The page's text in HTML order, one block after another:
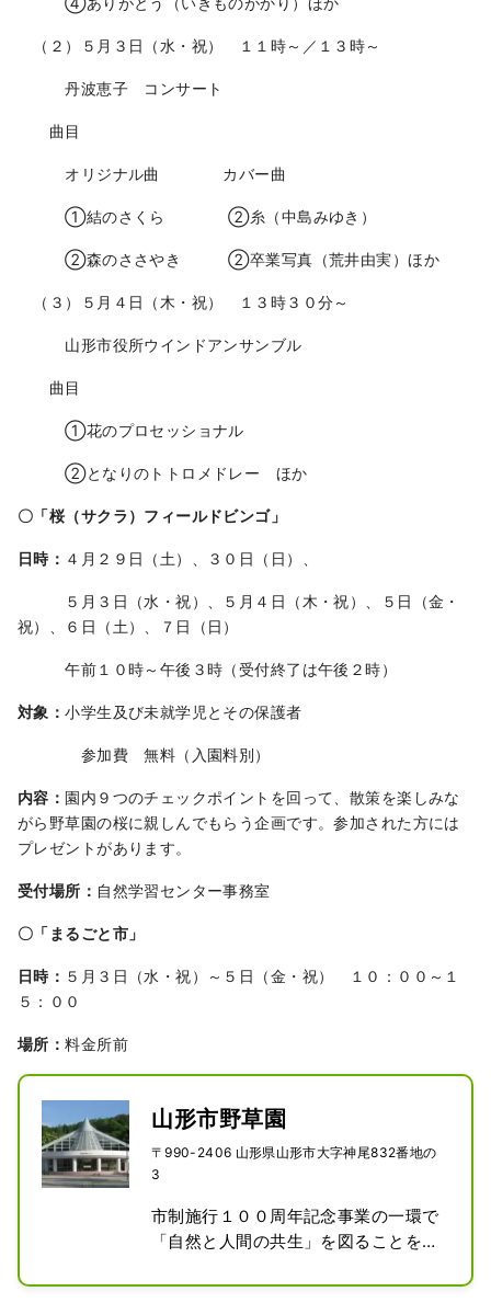
（２）５月３日（水・祝） １１時～／１３時～
丹波恵子 コンサート
曲目
オリジナル曲 カバー曲
➀結のさくら ➁糸（中島みゆき）
➁森のささやき ➁卒業写真（荒井由実）ほか
（３）５月４日（木・祝） １３時３０分～
山形市役所ウインドアンサンブル
曲目
➀花のプロセッショナル
➁となりのトトロメドレー ほか
〇「桜（サクラ）フィールドビンゴ」
日時： ４月２９日（土）、３０日（日）、
５月３日（水・祝）、５月４日（木・祝）、５日（金・
祝）、６日（土）、７日（日）
午前１０時～午後３時（受付終了は午後２時）
対象：小学生及び未就学児とその保護者
参加費 無料（入園料別）
内容： 園内９つのチェックポイントを回って、散策を楽しみな
がら野草園の桜に親しんでもらう企画です。参加された方には
プレゼントがあります。
受付場所： 自然学習センター事務室
〇「まるごと市」
日時： ５月３日（水・祝）～５日（金・祝） １０：００～１
５：００
場所：料金所前
山形市野草園
〒990-2406 山形県山形市大字神尾832番地の
3
市制施行１００周年記念事業の一環で
「自然と人間の共生」を図ることをね
平成5年に開園しました。